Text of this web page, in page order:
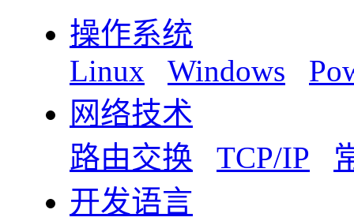
操作系统
Linux
Windows
网络技术
路由交换
TCP/IP
开发语言